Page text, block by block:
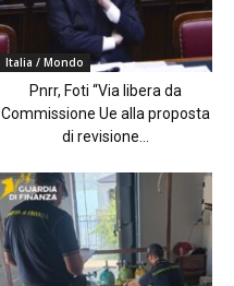
Italia / Mondo
Pnrr, Foti “Via libera da
Commissione Ue alla proposta
di revisione...